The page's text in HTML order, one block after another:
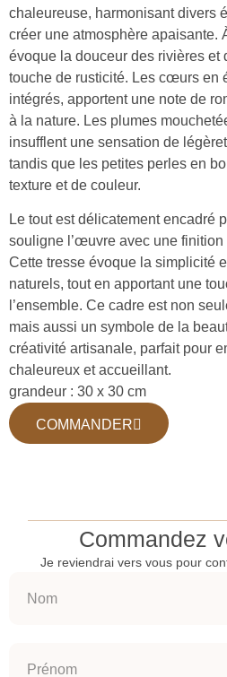
chaleureuse, harmonisant divers
créer une atmosphère apaisante.
évoque la douceur des rivières et
touche de rusticité. Les cœurs en
intégrés, apportent une note de
à la nature. Les plumes
insufflent une sensation de
tandis que les petites perles en
texture et de couleur.
Le tout est délicatement encadré
souligne l’œuvre avec une
Cette tresse évoque la simplicité
naturels, tout en apportant une
l’ensemble. Ce cadre est non
mais aussi un symbole de la
créativité artisanale, parfait pour
chaleureux et accueillant.
grandeur : 30 x 30 cm
COMMANDER
Commandez
Je reviendrai vers vous pour